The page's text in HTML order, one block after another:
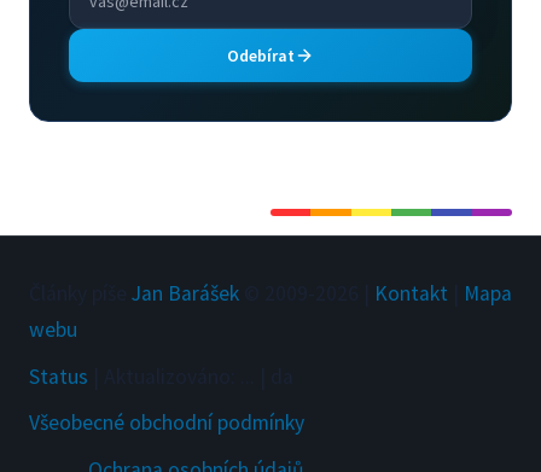
Odebírat
Jan Barášek Kontakt
Mapa
webu
Status
Všeobecné obchodní podmínky